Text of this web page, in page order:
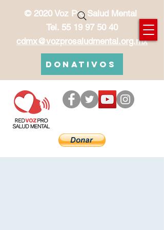
© 2020 Voz Pro Salud Mental
Tel. 55 19 97 50 40
cdmx@vozprosaludmental.org.mx
Donativos